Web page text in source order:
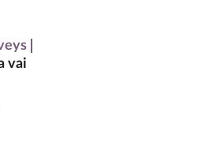
vai